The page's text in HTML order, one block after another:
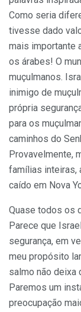
Como seria
tivesse dado
mais importante
os árabes! O
muçulmanos.
inimigo de
própria
para os
caminhos do
Provavelmente,
famílias inteiras,
caído em Nova
Quase todos os
Parece que
segurança, em
meu propósito
salmo não deixa
Paremos um
preocupação